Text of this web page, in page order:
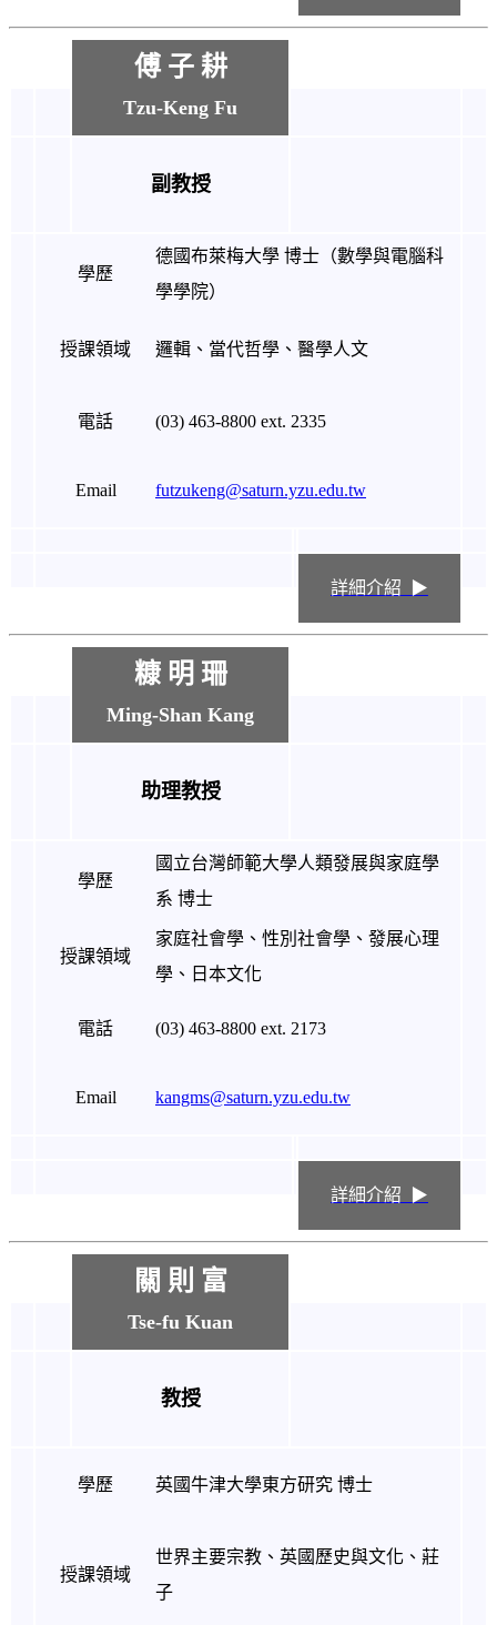
傅 子 耕
Tzu-Keng Fu
副教授
學歷
德國布萊梅大學 博士（數學與電腦科
學學院）
授課領域 邏輯、當代哲學、醫學人文
電話 (03) 463-8800 ext. 2335
Email futzukeng@saturn.yzu.edu.tw
詳細介紹 ▶
糠 明 珊
Ming-Shan Kang
助理教授
學歷
國立台灣師範大學人類發展與家庭學
系 博士
授課領域
家庭社會學、性別社會學、發展心理
學、日本文化
電話 (03) 463-8800 ext. 2173
Email kangms@saturn.yzu.edu.tw
詳細介紹 ▶
關 則 富
Tse-fu Kuan
教授
學歷 英國牛津大學東方研究 博士
授課領域
世界主要宗教、英國歷史與文化、莊
子